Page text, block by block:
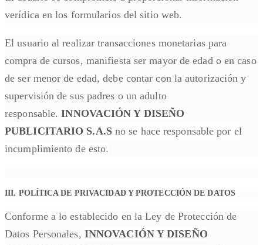
verídica en los formularios del sitio web.
El usuario al realizar transacciones monetarias para
compra de cursos, manifiesta ser mayor de edad o en caso
de ser menor de edad, debe contar con la autorización y
supervisión de sus padres o un adulto
responsable.INNOVACIÓN Y DISEÑO
PUBLICITARIO S.A.Sno se hace responsable por el
incumplimiento de esto.
III. POLÍTICA DE PRIVACIDAD Y PROTECCIÓN DE DATOS
Conforme a lo establecido en la Ley de Protección de
Datos Personales, INNOVACIÓN Y DISEÑO